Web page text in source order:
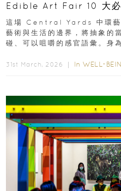
Edible Art Fair 10 大必
這場 Central Yards 中環藝
藝術與生活的邊界，將抽象的
碰、可以咀嚼的感官語彙。身
31st March, 2026 ｜ In WELL-